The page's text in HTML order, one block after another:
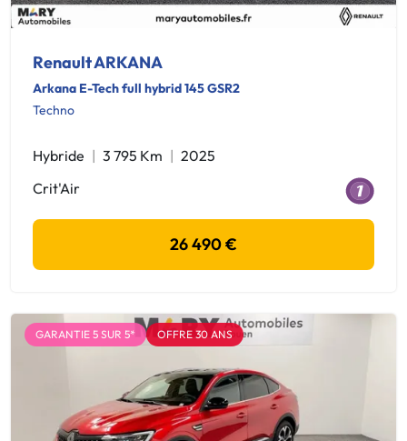
Renault ARKANA
Arkana E-Tech full hybrid 145 GSR2
Techno
Hybride 3 795 Km
2025
Crit'Air
26 490 €
GARANTIE 5 SUR 5* OFFRE 30 ANS